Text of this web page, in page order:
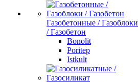
Газобетонные / Газоблоки
/ Газобетон
Bonolit
Poritep
Istkult